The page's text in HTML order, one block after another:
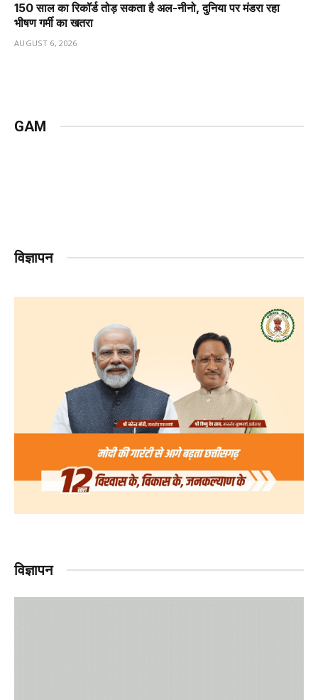
150 साल का रिकॉर्ड तोड़ सकता है अल-नीनो, दुनिया पर मंडरा रहा
भीषण गर्मी का खतरा
AUGUST 6, 2026
GAM
विज्ञापन
विज्ञापन